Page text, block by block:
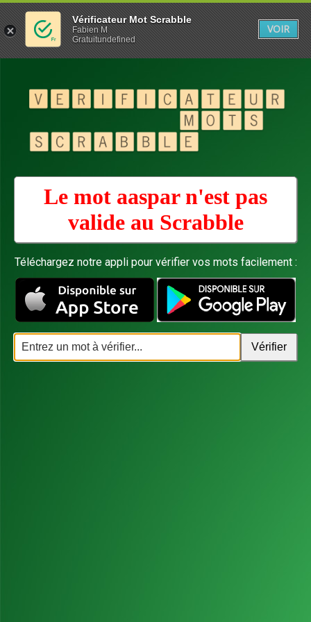
Le mot aaspar n'est pas
valide au Scrabble
Téléchargez notre appli pour vérifier vos mots facilement :
Vérificateur Mot Scrabble
Fabien M
Gratuitundefined
VOIR